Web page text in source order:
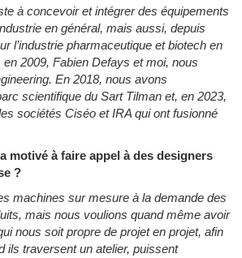
à concevoir et intégrer des équipements
en général, mais aussi, depuis
l’industrie pharmaceutique et biotech en
en 2009, Fabien Defays et moi, nous
En 2018, nous avons
scientifique du Sart Tilman et, en 2023,
sociétés Ciséo et IRA qui ont fusionné
motivé à faire appel à des designers
?
machines sur mesure à la demande des
mais nous voulions quand même avoir
nous soit propre de projet en projet, afin
ils traversent un atelier, puissent